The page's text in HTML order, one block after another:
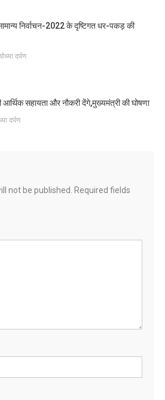
सामान्य निर्वाचन-2022 के दृष्टिगत धर-पकड़ की
दर्पण
सहायता और नौकरी देंगे,मुख्यमंत्री की घोषणा
दर्पण
not be published.
Required fields